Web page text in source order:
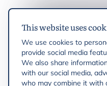
This website uses
We use cookies to
provide social media
We also share
with our social media,
who may combine it with
IFRA
Latest updates
IFRA Regions